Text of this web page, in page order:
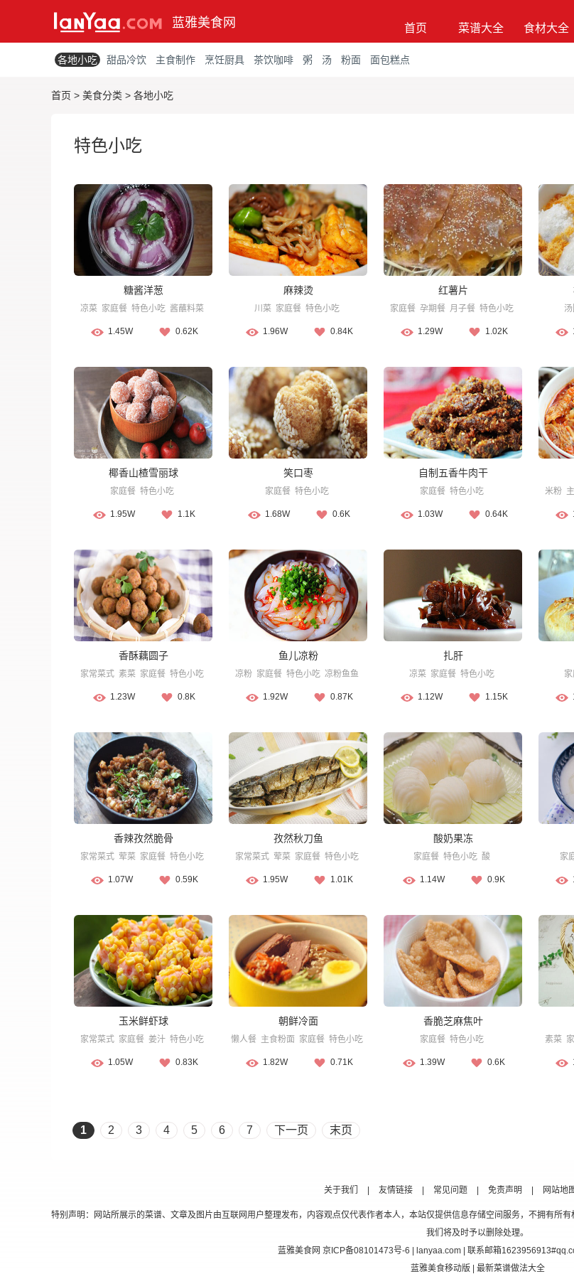
蓝雅美食网 首页 菜谱大全 食材大全
各地小吃 甜品冷饮 主食制作 烹饪厨具 茶饮咖啡 粥 汤 粉面 面包糕点
首页 > 美食分类 > 各地小吃
特色小吃
糖酱洋葱
凉菜 家庭餐 特色小吃 酱蘸料菜
1.45W 0.62K
麻辣烫
川菜 家庭餐 特色小吃
1.96W 0.84K
红薯片
家庭餐 孕期餐 月子餐 特色小吃
1.29W 1.02K
汤
椰香山楂雪丽球
家庭餐 特色小吃
1.95W 1.1K
笑口枣
家庭餐 特色小吃
1.68W 0.6K
自制五香牛肉干
家庭餐 特色小吃
1.03W 0.64K
米粉
香酥藕圆子
家常菜式 素菜 家庭餐 特色小吃
1.23W 0.8K
鱼儿凉粉
凉粉 家庭餐 特色小吃 凉粉鱼鱼
1.92W 0.87K
扎肝
凉菜 家庭餐 特色小吃
1.12W 1.15K
香辣孜然脆骨
家常菜式 荤菜 家庭餐 特色小吃
1.07W 0.59K
孜然秋刀鱼
家常菜式 荤菜 家庭餐 特色小吃
1.95W 1.01K
酸奶果冻
家庭餐 特色小吃 酸
1.14W 0.9K
家
玉米鲜虾球
家常菜式 家庭餐 姜汁 特色小吃
1.05W 0.83K
朝鲜冷面
懒人餐 主食粉面 家庭餐 特色小吃
1.82W 0.71K
香脆芝麻焦叶
家庭餐 特色小吃
1.39W 0.6K
素菜
1 2 3 4 5 6 7 下一页 末页
关于我们 友情链接 常见问题 免责声明 网站地
特别声明：网站所展示的菜谱、文章及图片由互联网用户整理发布，内容观点仅代表作者本人，本站仅提供信息存储空间服务，不拥有所
我们将及时予以删除处理。
蓝雅美食网 京ICP备08101473号-6 | lanyaa.com | 联系邮箱
蓝雅美食移动版 | 最新菜谱做法大全